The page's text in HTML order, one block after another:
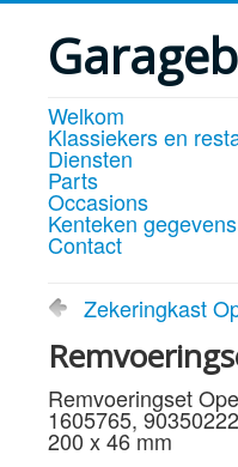
Welkom
Klassiekers en
Diensten
Parts
Occasions
Kenteken
Contact
Zekeringkast
Remvoeringset
1605765, 90350222
200 x 46 mm